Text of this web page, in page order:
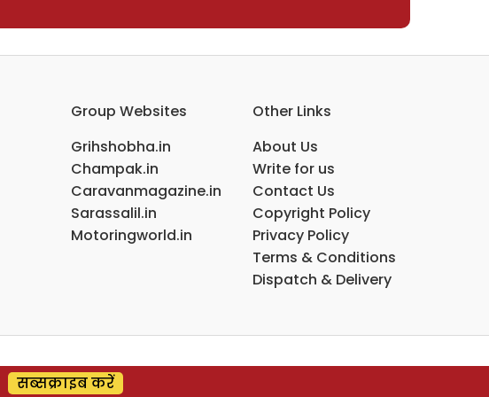
Group Websites
Grihshobha.in
Champak.in
Caravanmagazine.in
Sarassalil.in
Motoringworld.in
Other Links
About Us
Write for us
Contact Us
Copyright Policy
Privacy Policy
Terms & Conditions
Dispatch & Delivery
सब्सक्राइब करें